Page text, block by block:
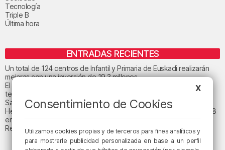
Tecnología
Triple B
Última hora
ENTRADAS RECIENTES
Un total de 124 centros de Infantil y Primaria de Euskadi realizarán
mejoras con una inversión de 19,3 millones
El tiempo este viernes en Bizkaia: subida notable de las
temperaturas máximas
San Juan de Gaztelugatxe cerrará el día del eclipse
Heridas dos personas en un accidente entre tres vehículos en la A8
en Muskiz
Recuperado el cuerpo sin vida de una mujer en la ría de Bilbao
X
Consentimiento de Cookies
Utilizamos cookies propias y de terceros para fines analíticos y
para mostrarle publicidad personalizada en base a un perfil